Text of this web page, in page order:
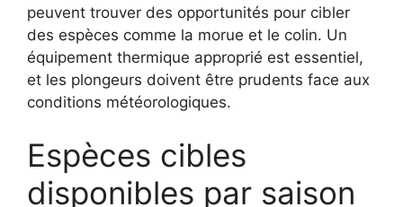
peuvent trouver des opportunités pour cibler
des espèces comme la morue et le colin. Un
équipement thermique approprié est essentiel,
et les plongeurs doivent être prudents face aux
conditions météorologiques.
Espèces cibles
disponibles par saison